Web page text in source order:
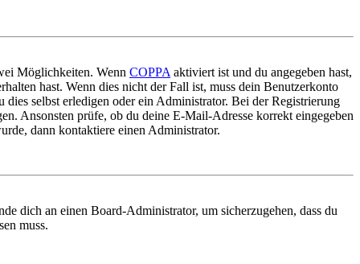
Möglichkeiten. Wenn COPPA aktiviert ist und du angegeben hast,
hast. Wenn dies nicht der Fall ist, muss dein Benutzerkonto
selbst erledigen oder ein Administrator. Bei der Registrierung
Ansonsten prüfe, ob du deine E-Mail-Adresse korrekt eingegeben
dann kontaktiere einen Administrator.
dich an einen Board-Administrator, um sicherzugehen, dass du
muss.